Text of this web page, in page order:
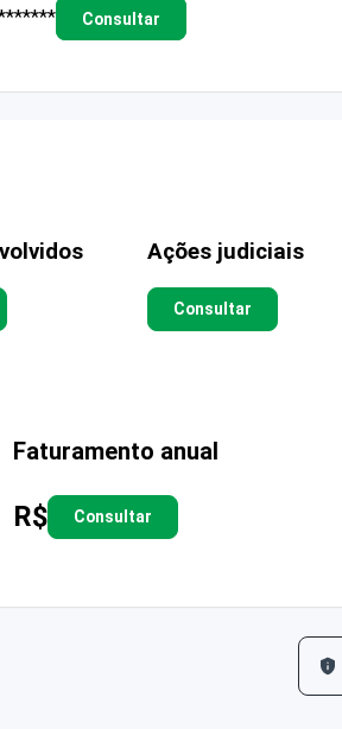
Consultar
Ações judiciais
Consultar
Faturamento anual
R$ Consultar